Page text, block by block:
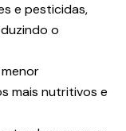
e pesticidas,
o
mais nutritivos e